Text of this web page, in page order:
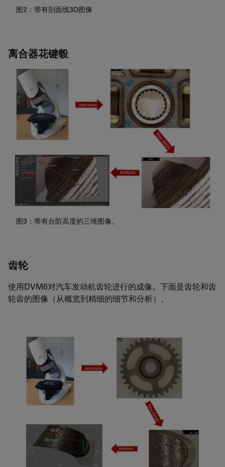
图2：带有剖面线3D图像
离合器花键毂
图3：带有台阶高度的三维图像。
齿轮
使用DVM6对汽车发动机齿轮进行的成像。下面是齿轮和齿
轮齿的图像（从概览到精细的细节和分析）。